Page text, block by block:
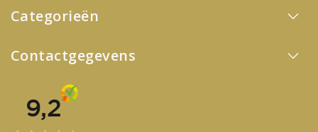
Categorieën
Contactgegevens